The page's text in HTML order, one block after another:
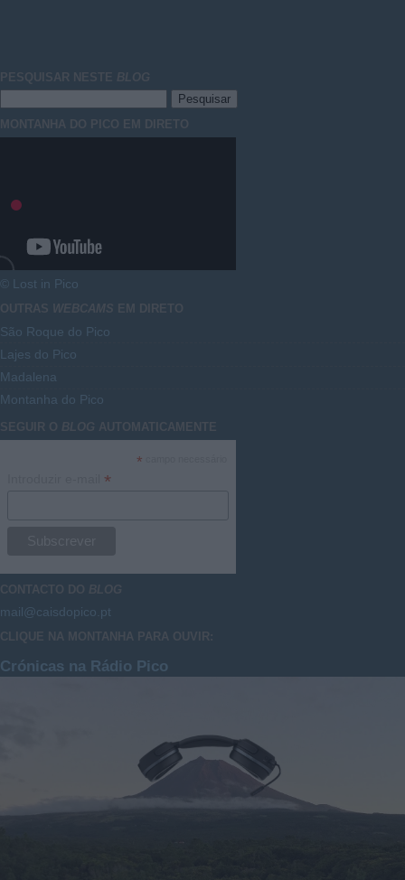
PESQUISAR NESTE BLOG
MONTANHA DO PICO EM DIRETO
© Lost in Pico
OUTRAS WEBCAMS EM DIRETO
São Roque do Pico
Lajes do Pico
Madalena
Montanha do Pico
SEGUIR O BLOG AUTOMATICAMENTE
*
*
CONTACTO DO BLOG
mail@caisdopico.pt
CLIQUE NA MONTANHA PARA OUVIR:
Crónicas na Rádio Pico